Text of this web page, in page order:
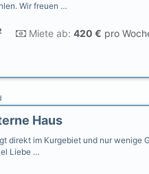
Wir freuen …
Miete ab: 420 € pro
Haus
direkt im Kurgebiet und nur wenige
Liebe …